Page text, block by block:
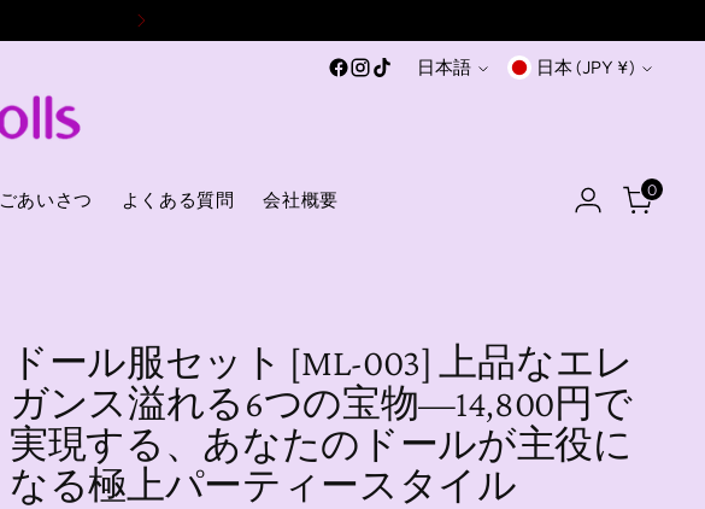
言
日本語
通
日本 (JPY ¥)
ごあいさつ よくある質問 会社概要 0
ドール服セット [ML-003] 上品なエレ
ガンス溢れる6つの宝物―14,800円で
実現する、あなたのドールが主役に
なる極上パーティースタイル